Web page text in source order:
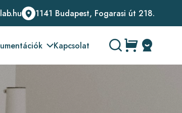
1141 Budapest, Fogarasi út 218.
adatlapok
Kapcsolat